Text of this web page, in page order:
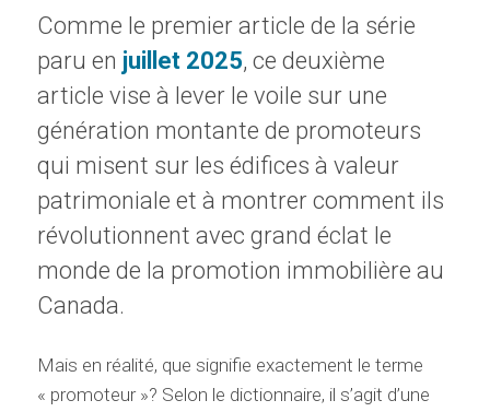
Comme le premier article de la série
paru en juillet 2025, ce deuxième
article vise à lever le voile sur une
génération montante de promoteurs
qui misent sur les édifices à valeur
patrimoniale et à montrer comment ils
révolutionnent avec grand éclat le
monde de la promotion immobilière au
Canada.
Mais en réalité, que signifie exactement le terme
« promoteur »? Selon le dictionnaire, il s’agit d’une